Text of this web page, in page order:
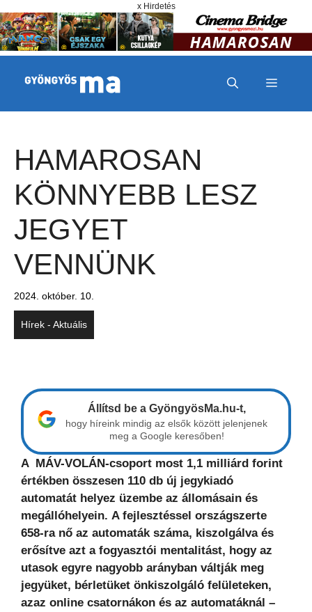
x Hirdetés
MENÜ
HAMAROSAN
KÖNNYEBB LESZ
JEGYET
VENNÜNK
2024. október. 10.
Hírek - Aktuális
Állítsd be a GyöngyösMa.hu-t,
hogy híreink mindig az elsők között jelenjenek
meg a Google keresőben!
A MÁV-VOLÁN-csoport most 1,1 milliárd forint
értékben összesen 110 db új jegykiadó
automatát helyez üzembe az állomásain és
megállóhelyein. A fejlesztéssel országszerte
658-ra nő az automaták száma, kiszolgálva és
erősítve azt a fogyasztói mentalitást, hogy az
utasok egyre nagyobb arányban váltják meg
jegyüket, bérletüket önkiszolgáló felületeken,
azaz online csatornákon és az automatáknál –